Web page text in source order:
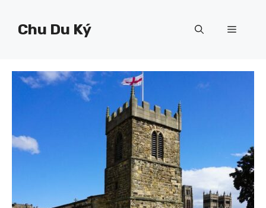
Chu Du Ký Menu